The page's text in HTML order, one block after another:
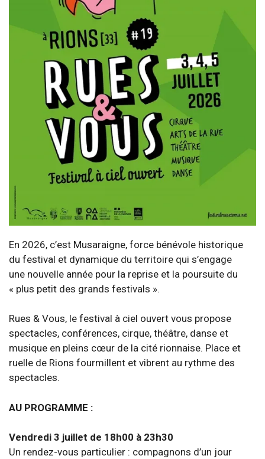
En 2026, c’est Musaraigne, force bénévole historique
du festival et dynamique du territoire qui s’engage
une nouvelle année pour la reprise et la poursuite du
« plus petit des grands festivals ».
Rues & Vous, le festival à ciel ouvert vous propose
spectacles, conférences, cirque, théâtre, danse et
musique en pleins cœur de la cité rionnaise. Place et
ruelle de Rions fourmillent et vibrent au rythme des
spectacles.
AU PROGRAMME :
Vendredi 3 juillet de 18h00 à 23h30
Un rendez-vous particulier : compagnons d’un jour